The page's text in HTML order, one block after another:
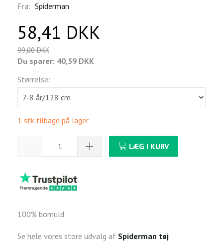
Fra: Spiderman
58,41 DKK
99,00 DKK
Du sparer: 40,59 DKK
Størrelse:
1 stk tilbage på lager
LÆG I KURV
100% bomuld
Se hele vores store udvalg af Spiderman tøj